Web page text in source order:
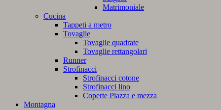
Matrimoniale
Cucina
Tappeti a metro
Tovaglie
Tovaglie quadrate
Tovaglie rettangolari
Runner
Strofinacci
Strofinacci cotone
Strofinacci lino
Coperte Piazza e mezza
Montagna